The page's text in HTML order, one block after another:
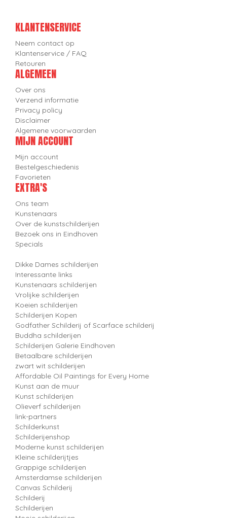
KLANTENSERVICE
Neem contact op
Klantenservice / FAQ
Retouren
ALGEMEEN
Over ons
Verzend informatie
Privacy policy
Disclaimer
Algemene voorwaarden
MIJN ACCOUNT
Mijn account
Bestelgeschiedenis
Favorieten
EXTRA'S
Ons team
Kunstenaars
Over de kunstschilderijen
Bezoek ons in Eindhoven
Specials
Dikke Dames schilderijen
Interessante links
Kunstenaars schilderijen
Vrolijke schilderijen
Koeien schilderijen
Schilderijen Kopen
Godfather Schilderij of Scarface schilderij
Buddha schilderijen
Schilderijen Galerie Eindhoven
Betaalbare schilderijen
zwart wit schilderijen
Affordable Oil Paintings for Every Home
Kunst aan de muur
Kunst schilderijen
Olieverf schilderijen
link-partners
Schilderkunst
Schilderijenshop
Moderne kunst schilderijen
Kleine schilderijtjes
Grappige schilderijen
Amsterdamse schilderijen
Canvas Schilderij
Schilderij
Schilderijen